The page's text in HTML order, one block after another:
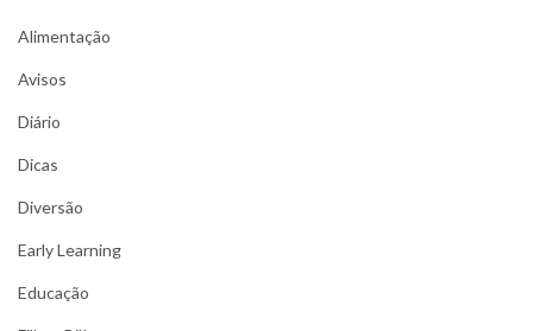
Alimentação
Avisos
Diário
Dicas
Diversão
Early Learning
Educação